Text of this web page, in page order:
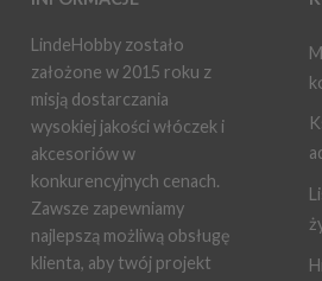
LindeHobby zostało
założone w 2015 roku z
misją dostarczania
wysokiej jakości włóczek i
akcesoriów w
konkurencyjnych cenach.
Zawsze zapewniamy
najlepszą możliwą obsługę
klienta, aby twój projekt